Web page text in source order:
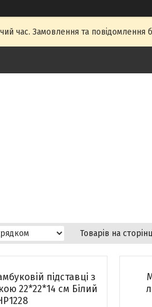
час. Замовлення та
підставці з
22*22*14 см Білий